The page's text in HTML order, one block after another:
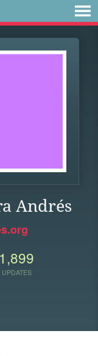
Andrés
1,899
UPDATES